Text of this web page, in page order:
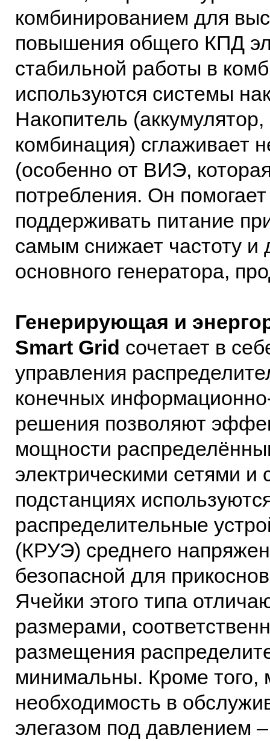
комбинированием для
повышения общего КПД
стабильной работы в
используются системы
Накопитель
комбинация) сглаживает
(особенно от ВИЭ,
потребления. Он
поддерживать питание
самым снижает частоту и
основного генератора,
Генерирующая и
Smart Grid сочетает в
управления
конечных
решения позволяют
мощности
электрическими сетями
подстанциях
распределительные
(КРУЭ) среднего
безопасной для
Ячейки этого типа
размерами,
размещения
минимальны. Кроме того,
необходимость в
элегазом под давлением